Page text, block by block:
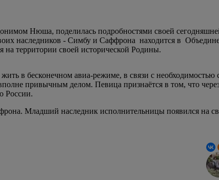
Нюша, поделилась подробностями своей
наследников - Симбу и Саффрона находится в
на территории своей исторической Родины.
в бесконечном авиа-режиме, в связи с
привычным делом. Певица признаётся в том, что
России.
Младший наследник исполнительницы появился на